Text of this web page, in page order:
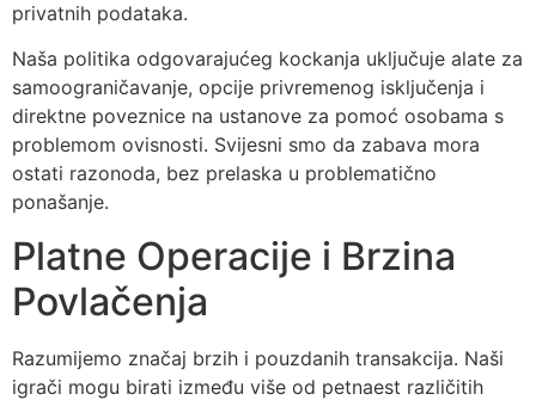
privatnih podataka.
Naša politika odgovarajućeg kockanja uključuje alate za
samoograničavanje, opcije privremenog isključenja i
direktne poveznice na ustanove za pomoć osobama s
problemom ovisnosti. Svijesni smo da zabava mora
ostati razonoda, bez prelaska u problematično
ponašanje.
Platne Operacije i Brzina
Povlačenja
Razumijemo značaj brzih i pouzdanih transakcija. Naši
igrači mogu birati između više od petnaest različitih